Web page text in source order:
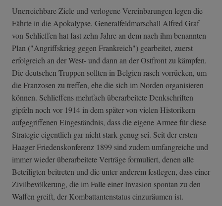
Unerreichbare Ziele und verlogene Vereinbarungen legen die
Fährte in die Apokalypse. Generalfeldmarschall Alfred Graf
von Schlieffen hat fast zehn Jahre an dem nach ihm benannten
Plan ("Angriffskrieg gegen Frankreich") gearbeitet, zuerst
erfolgreich an der West- und dann an der Ostfront zu kämpfen.
Die deutschen Truppen sollten in Belgien rasch vorrücken, um
die Franzosen zu treffen, ehe die sich im Norden organisieren
können. Schlieffens mehrfach überarbeitete Denkschriften
gipfeln noch vor 1914 in dem später von vielen Historikern
aufgegriffenen Eingeständnis, dass die eigene Armee für diese
Strategie eigentlich gar nicht stark genug sei. Seit der ersten
Haager Friedenskonferenz 1899 sind zudem umfangreiche und
immer wieder überarbeitete Verträge formuliert, denen alle
Beteiligten beitreten und die unter anderem festlegen, dass einer
Zivilbevölkerung, die im Falle einer Invasion spontan zu den
Waffen greift, der Kombattantenstatus einzuräumen ist.